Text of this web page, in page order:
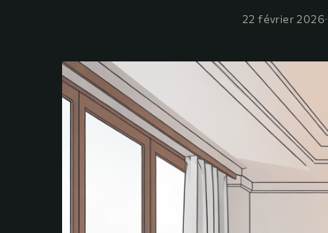
22 février 2026·